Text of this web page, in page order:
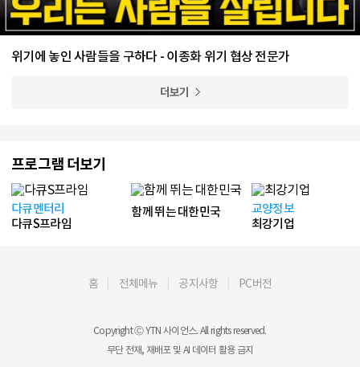
위기에 놓인 사람들을 구하다 - 이종화 위기 협상 전문가
더보기
프로그램 더보기
다큐멘터리
다큐S프라임
함께 뛰는 대한민국
교양정보
최강기업
홈 전체메뉴 공지사항 PC버전
Copyright Ⓒ YTN 사이언스. All rights reserved.
무단 전재, 재배포 및 AI 데이터 활용 금지